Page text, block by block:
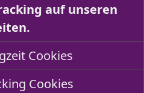
auf unseren
Cookies
Cookies